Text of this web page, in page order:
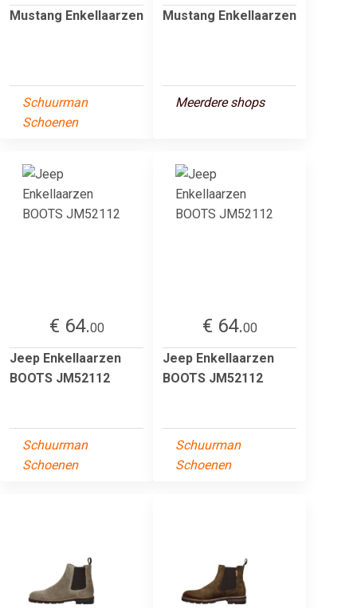
Mustang Enkellaarzen
Schuurman
Schoenen
Mustang Enkellaarzen
Meerdere shops
€ 64.00
Jeep Enkellaarzen
BOOTS JM52112
Schuurman
Schoenen
€ 64.00
Jeep Enkellaarzen
BOOTS JM52112
Schuurman
Schoenen